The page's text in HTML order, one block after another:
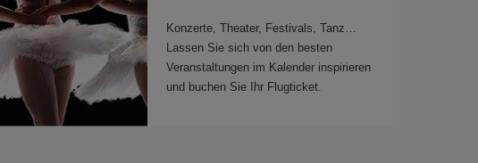
Konzerte, Theater, Festivals, Tanz…
Lassen Sie sich von den besten
Veranstaltungen im Kalender inspirieren
und buchen Sie Ihr Flugticket.